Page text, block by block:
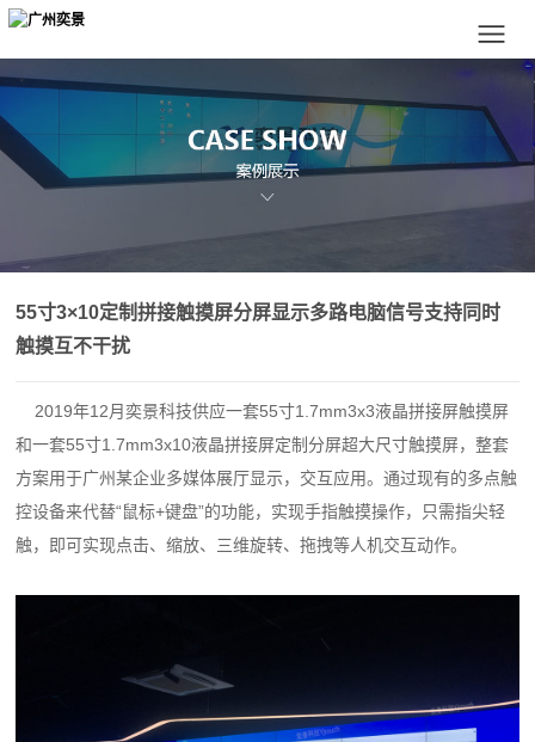
55寸3×10定制拼接触摸屏分屏显示多路电脑信号支持同时
触摸互不干扰
2019年12月奕景科技供应一套55寸1.7mm3x3液晶拼接屏触摸屏
和一套55寸1.7mm3x10液晶拼接屏定制分屏超大尺寸触摸屏，整套
方案用于广州某企业多媒体展厅显示，交互应用。通过现有的多点触
控设备来代替“鼠标+键盘”的功能，实现手指触摸操作，只需指尖轻
触，即可实现点击、缩放、三维旋转、拖拽等人机交互动作。